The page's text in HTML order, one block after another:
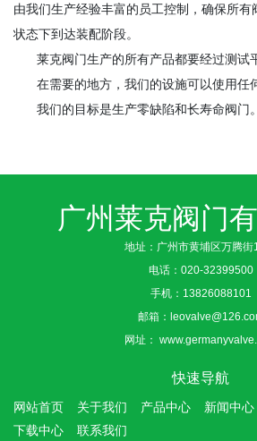
由我们生产经验丰富的员工控制，确保所
状态下到达装配阶段。
莱克阀门生产的所有产品都要经过测试
在需要的地方，我们的设施可以使用任
我们的目标是生产零缺陷和长寿命阀门。
广州莱克阀门
地址：广州市黄埔区万腾街
电话： 020-32399500
手机： 13826088101
邮箱：
网址：
快速导航
网站首页 关于我们 产品中心 新闻中心
下载中心
联系我们